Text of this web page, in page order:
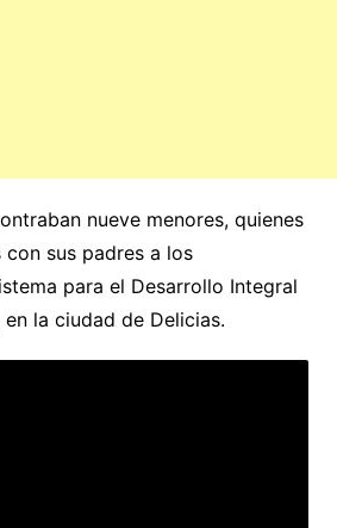
nueve menores, quienes
sus padres a los
para el Desarrollo Integral
la ciudad de Delicias.